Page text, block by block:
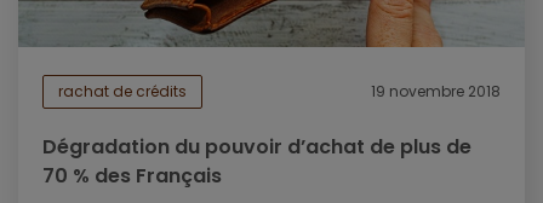
rachat de crédits 19 novembre 2018
Dégradation du pouvoir d’achat de plus de
70 % des Français